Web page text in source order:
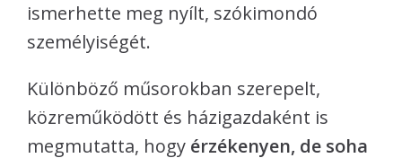
ismerhette meg nyílt, szókimondó
személyiségét.
Különböző műsorokban szerepelt,
közreműködött és házigazdaként is
megmutatta, hogy érzékenyen, de soha